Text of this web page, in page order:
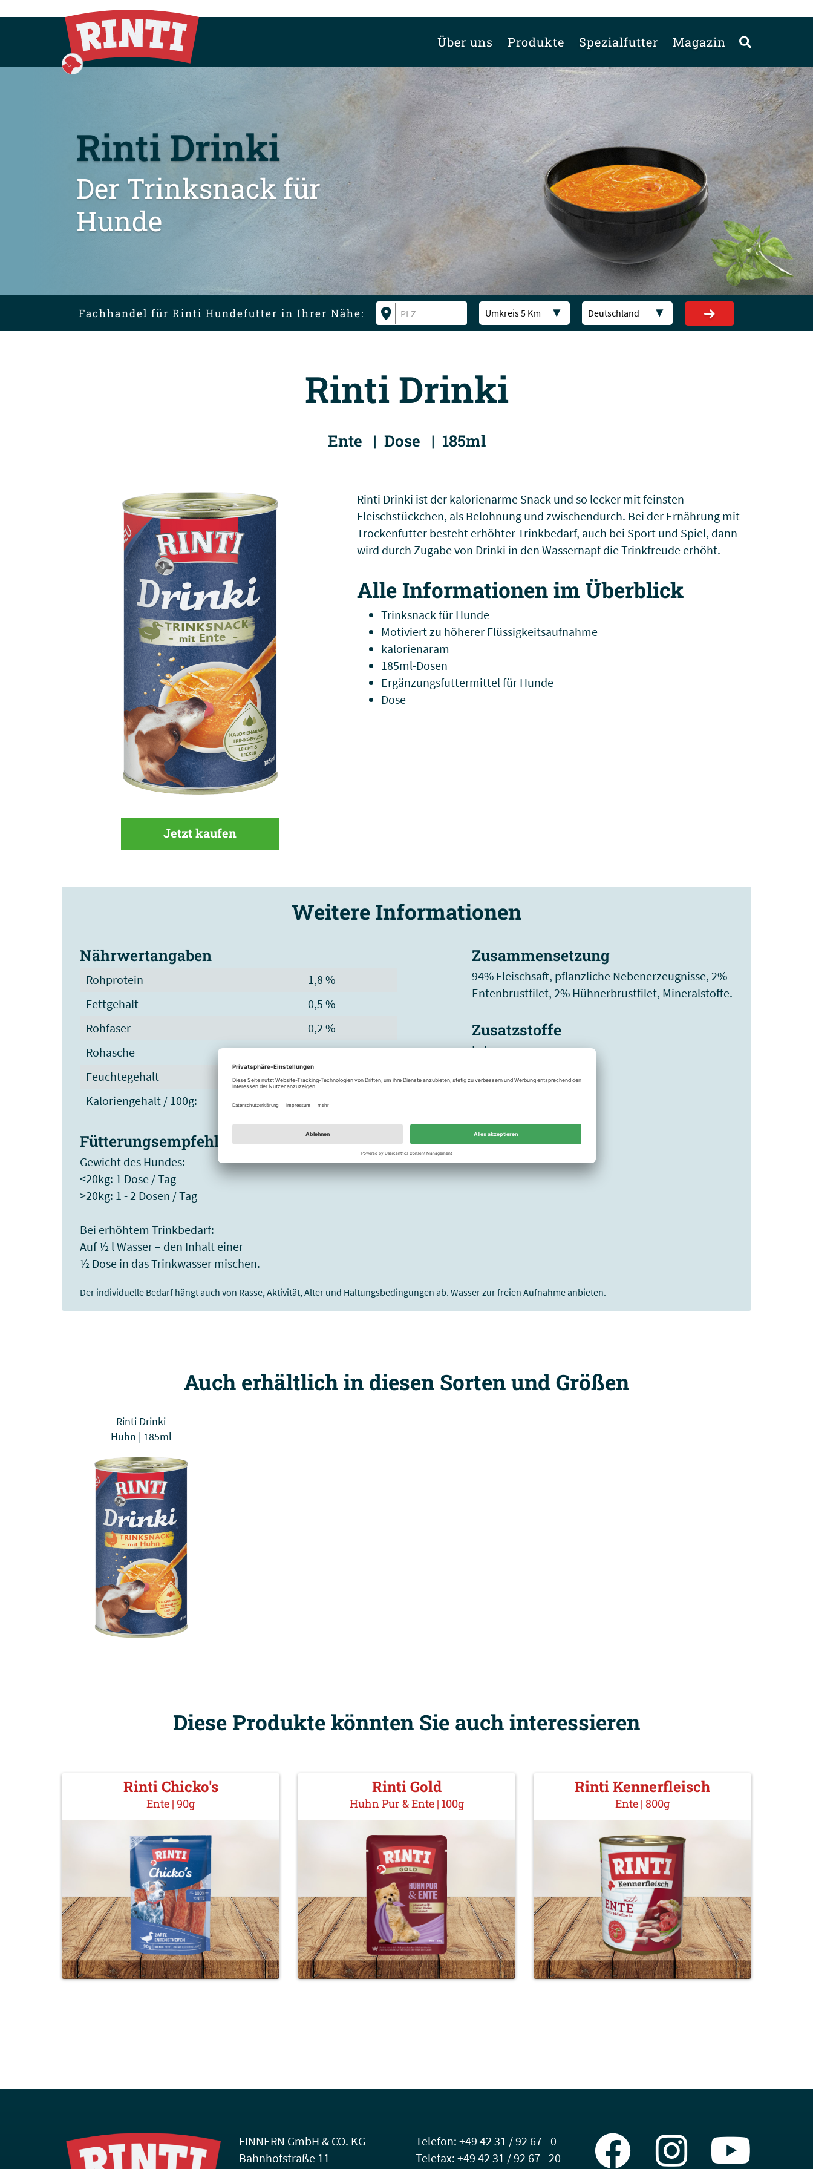
Über uns Produkte Spezialfutter Magazin
Rinti Drinki
Der Trinksnack für
Hunde
Fachhandel für Rinti Hundefutter in Ihrer Nähe: Umkreis 5 Km Deutschland
Rinti Drinki
Ente | Dose | 185ml
Jetzt kaufen
Rinti Drinki ist der kalorienarme Snack und so lecker mit feinsten
Fleischstückchen, als Belohnung und zwischendurch. Bei der Ernährung mit
Trockenfutter besteht erhöhter Trinkbedarf, auch bei Sport und Spiel, dann
wird durch Zugabe von Drinki in den Wassernapf die Trinkfreude erhöht.
Alle Informationen im Überblick
Trinksnack für Hunde
Motiviert zu höherer Flüssigkeitsaufnahme
kalorienaram
185ml-Dosen
Ergänzungsfuttermittel für Hunde
Dose
Weitere Informationen
Nährwertangaben
Rohprotein
1,8 %
Fettgehalt
0,5 %
Rohfaser
0,2 %
Rohasche
1 %
Feuchtegehalt
96 %
Kaloriengehalt / 100g:
13 kcal
Fütterungsempfehlung
Gewicht des Hundes:
<20kg: 1 Dose / Tag
>20kg: 1 - 2 Dosen / Tag
Bei erhöhtem Trinkbedarf:
Auf ½ l Wasser – den Inhalt einer
½ Dose in das Trinkwasser mischen.
Zusammensetzung
94% Fleischsaft, pflanzliche Nebenerzeugnisse, 2%
Entenbrustfilet, 2% Hühnerbrustfilet, Mineralstoffe.
Zusatzstoffe
keine
Der individuelle Bedarf hängt auch von Rasse, Aktivität, Alter und Haltungsbedingungen ab. Wasser zur freien Aufnahme anbieten.
Auch erhältlich in diesen Sorten und Größen
Rinti Drinki
Huhn | 185ml
Diese Produkte könnten Sie auch interessieren
Rinti Chicko's
Ente | 90g
Rinti Gold
Huhn Pur & Ente | 100g
Rinti Kennerfleisch
Ente | 800g
FINNERN GmbH & CO. KG
Bahnhofstraße 11
Telefon: +49 42 31 / 92 67 - 0
Telefax: +49 42 31 / 92 67 - 20